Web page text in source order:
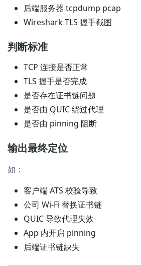
后端服务器 tcpdump pcap
Wireshark TLS 握手截图
判断标准
TCP 连接是否正常
TLS 握手是否完成
是否存在证书链问题
是否由 QUIC 绕过代理
是否由 pinning 阻断
输出最终定位
如：
客户端 ATS 校验导致
公司 Wi-Fi 替换证书链
QUIC 导致代理失效
App 内开启 pinning
后端证书链缺失